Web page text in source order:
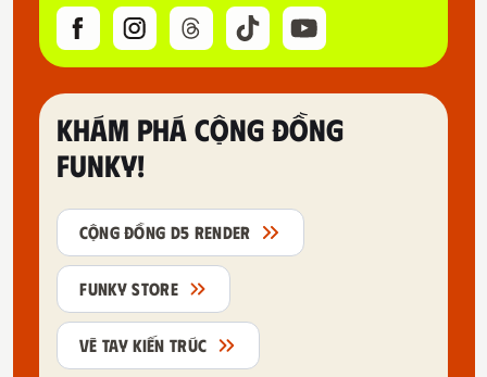
KHÁM PHÁ CỘNG ĐỒNG
FUNKY!
CỘNG ĐỒNG D5 RENDER
FUNKY STORE
VẼ TAY KIẾN TRÚC